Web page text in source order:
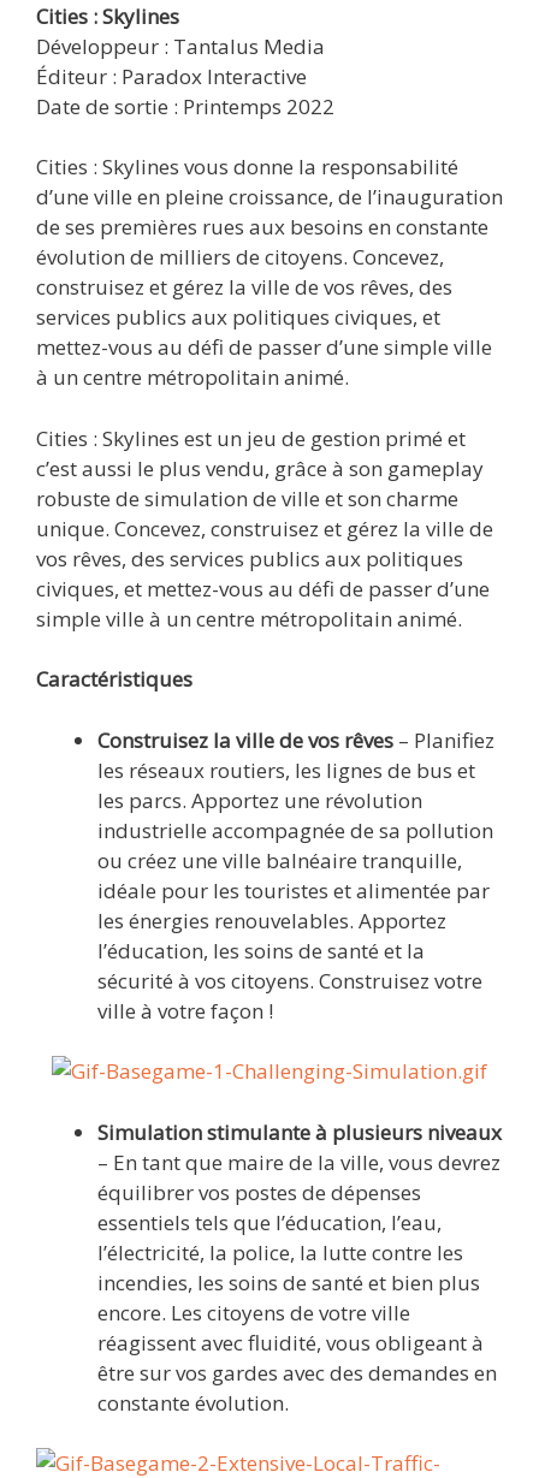
Cities : Skylines
Développeur : Tantalus Media
Éditeur : Paradox Interactive
Date de sortie : Printemps 2022
Cities : Skylines vous donne la responsabilité
d’une ville en pleine croissance, de l’inauguration
de ses premières rues aux besoins en constante
évolution de milliers de citoyens. Concevez,
construisez et gérez la ville de vos rêves, des
services publics aux politiques civiques, et
mettez-vous au défi de passer d’une simple ville
à un centre métropolitain animé.
Cities : Skylines est un jeu de gestion primé et
c’est aussi le plus vendu, grâce à son gameplay
robuste de simulation de ville et son charme
unique. Concevez, construisez et gérez la ville de
vos rêves, des services publics aux politiques
civiques, et mettez-vous au défi de passer d’une
simple ville à un centre métropolitain animé.
Caractéristiques
Construisez la ville de vos rêves – Planifiez
les réseaux routiers, les lignes de bus et
les parcs. Apportez une révolution
industrielle accompagnée de sa pollution
ou créez une ville balnéaire tranquille,
idéale pour les touristes et alimentée par
les énergies renouvelables. Apportez
l’éducation, les soins de santé et la
sécurité à vos citoyens. Construisez votre
ville à votre façon !
Simulation stimulante à plusieurs niveaux
– En tant que maire de la ville, vous devrez
équilibrer vos postes de dépenses
essentiels tels que l’éducation, l’eau,
l’électricité, la police, la lutte contre les
incendies, les soins de santé et bien plus
encore. Les citoyens de votre ville
réagissent avec fluidité, vous obligeant à
être sur vos gardes avec des demandes en
constante évolution.